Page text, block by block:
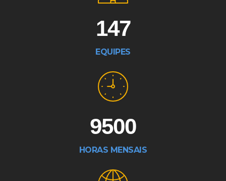
147
EQUIPES
9500
HORAS MENSAIS